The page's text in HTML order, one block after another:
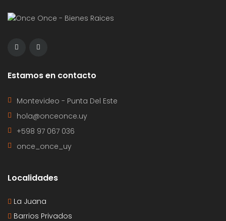
Estamos en contacto
Montevideo - Punta Del Este
hola@onceonce.uy
+598 97 067 036
once_once_uy
Localidades
La Juana
Barrios Privados